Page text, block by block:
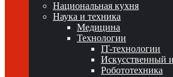
Национальная кухня
Наука и техника
Медицина
Технологии
IT-технологии
Искусственный
Робототехника